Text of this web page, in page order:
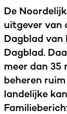
De
uitgever van
Dagblad van
Dagblad.
meer dan 35
beheren
landelijke